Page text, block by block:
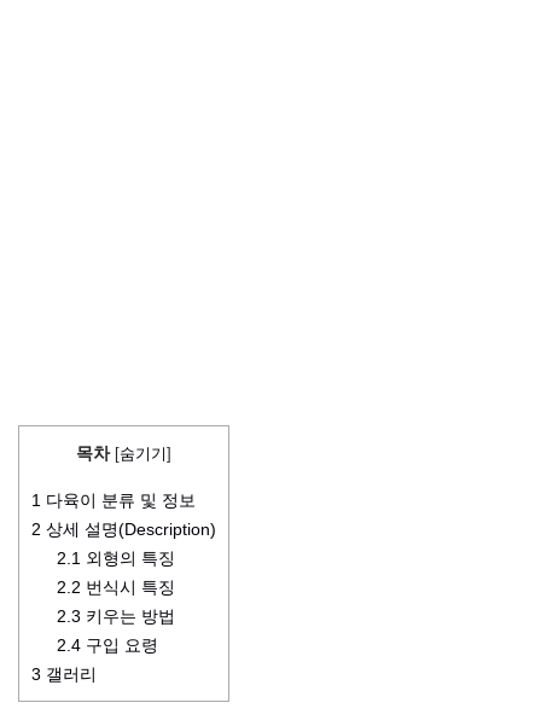
목차 [숨기기]
1 다육이 분류 및 정보
2 상세 설명(Description)
2.1 외형의 특징
2.2 번식시 특징
2.3 키우는 방법
2.4 구입 요령
3 갤러리